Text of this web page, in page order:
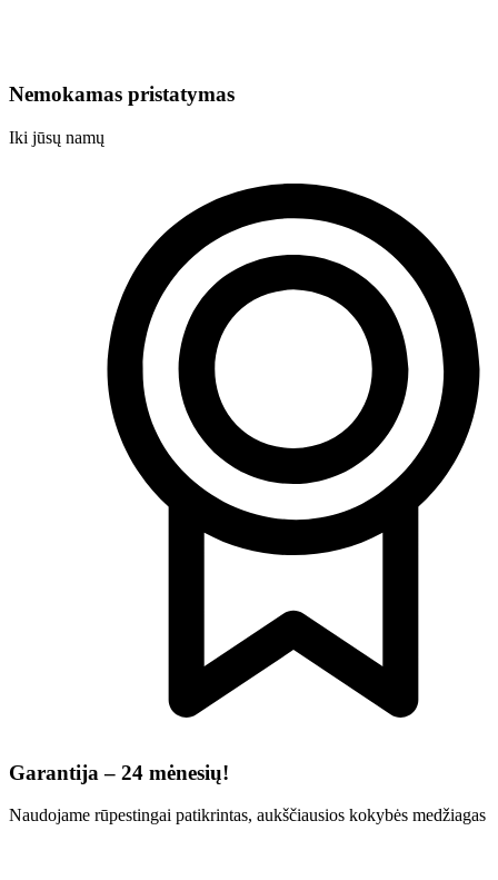
Nemokamas pristatymas
Iki jūsų namų
Garantija – 24 mėnesių!
Naudojame rūpestingai patikrintas, aukščiausios kokybės medžiagas